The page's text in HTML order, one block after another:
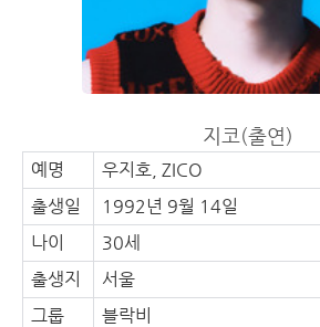
지코(출연)
예명
우지호, ZICO
출생일
1992년 9월 14일
나이
30세
출생지
서울
그룹
블락비